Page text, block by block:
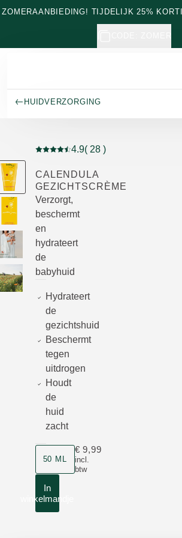
Naar hoofdinhoud gaan
ZOMERAANBIEDING! TIJDELIJK 25%
HUIDVERZORGING
Beoordeling: 4.9 van 5 beoordeeld
4.9( 28 )
CALENDULA
GEZICHTSCRÈME
Verzorgt,
beschermt
en
hydrateert
de
babyhuid
Hydrateert
de
gezichtshuid
Beschermt
tegen
uitdrogen
Houdt
de
huid
zacht
50 ML
incl.
btw
€ 9,99
In
winkelmandje